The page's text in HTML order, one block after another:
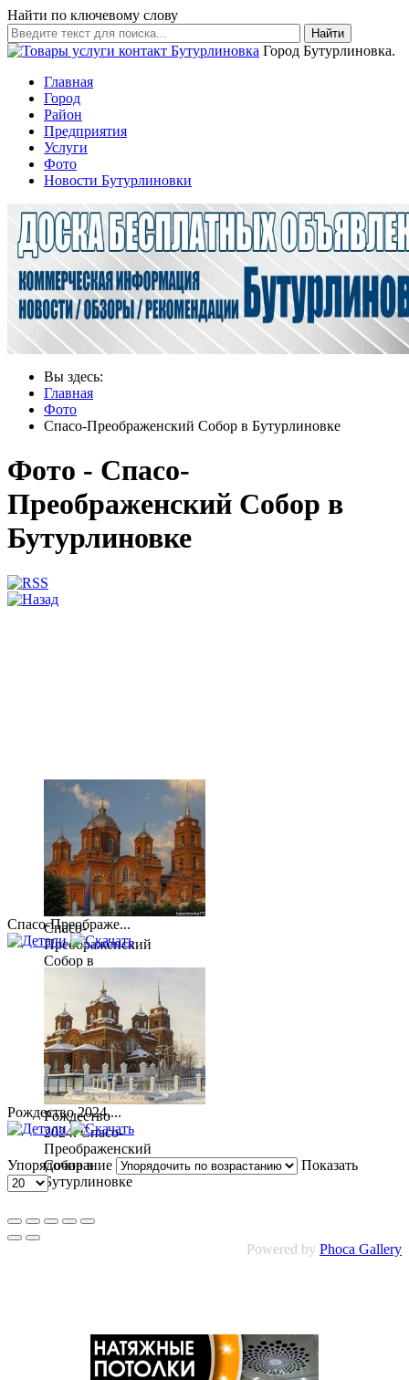
Найти по ключевому слову
Найти
Город Бутурлиновка.
Главная
Город
Район
Предприятия
Услуги
Фото
Новости Бутурлиновки
Вы здесь:
Главная
Фото
Спасо-Преображенский Собор в Бутурлиновке
Фото - Спасо-
Преображенский Собор в
Бутурлиновке
Спасо-
Преображенский
Собор в
Бутурлиновке
Спасо-Преображе...
Рождество
2024. Спасо-
Преображенский
Собор в
Бутурлиновке
Рождество 2024....
Упорядочивание Показать
Powered by Phoca Gallery